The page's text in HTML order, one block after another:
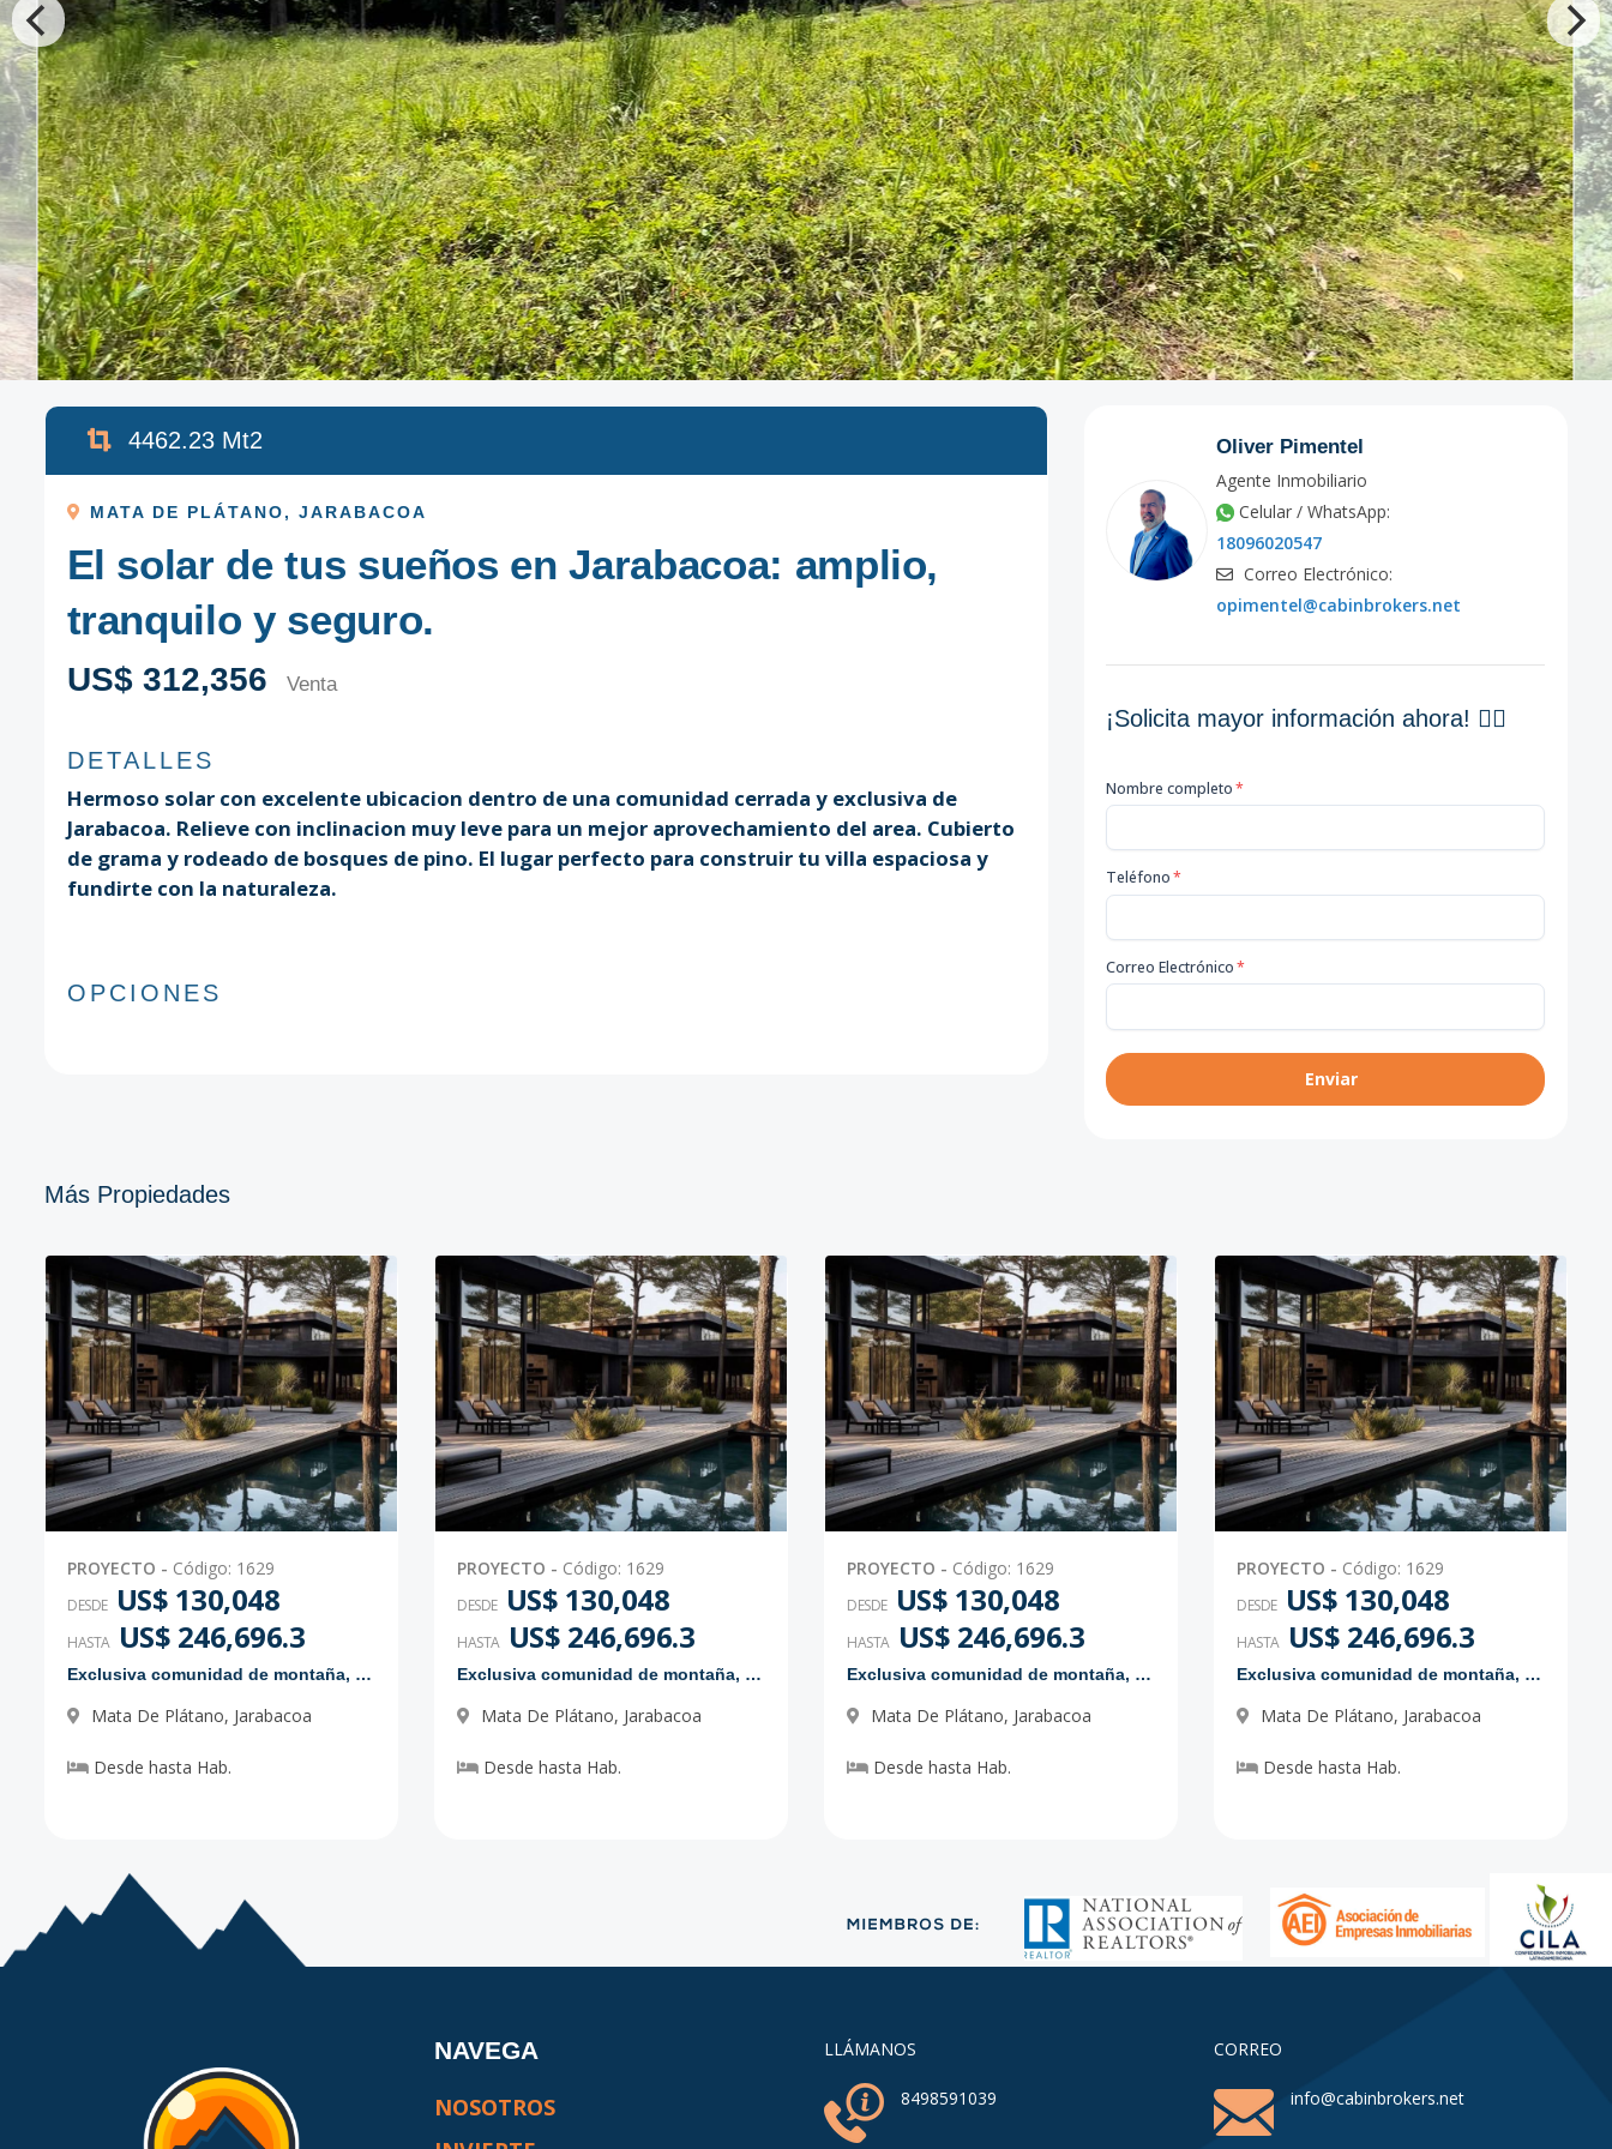
4462.23 Mt2
MATA DE PLÁTANO, JARABACOA
El solar de tus sueños en Jarabacoa: amplio,
tranquilo y seguro.
US$ 312,356 Venta
DETALLES
Hermoso solar con excelente ubicacion dentro de una comunidad cerrada y exclusiva de
Jarabacoa. Relieve con inclinacion muy leve para un mejor aprovechamiento del area. Cubierto
de grama y rodeado de bosques de pino. El lugar perfecto para construir tu villa espaciosa y
fundirte con la naturaleza.
OPCIONES
Oliver Pimentel
Agente Inmobiliario
Celular / WhatsApp:
18096020547
Correo Electrónico:
opimentel@cabinbrokers.net
¡Solicita mayor información ahora! 👇🏽
Nombre completo*
Teléfono*
Correo Electrónico*
Enviar
Más Propiedades
PROYECTO - Código: 1629
DESDE US$ 130,048
HASTA US$ 246,696.3
Exclusiva comunidad de montaña, en Jarabacoa
Mata De Plátano, Jarabacoa
Desde hasta Hab.
PROYECTO - Código: 1629
DESDE US$ 130,048
HASTA US$ 246,696.3
Exclusiva comunidad de montaña, en Jarabacoa
Mata De Plátano, Jarabacoa
Desde hasta Hab.
PROYECTO - Código: 1629
DESDE US$ 130,048
HASTA US$ 246,696.3
Exclusiva comunidad de montaña, en Jarabacoa
Mata De Plátano, Jarabacoa
Desde hasta Hab.
PROYECTO - Código: 1629
DESDE US$ 130,048
HASTA US$ 246,696.3
Exclusiva comunidad de montaña, en Jarabacoa
Mata De Plátano, Jarabacoa
Desde hasta Hab.
NAVEGA
NOSOTROS
LLÁMANOS
8498591039
CORREO
info@cabinbrokers.net